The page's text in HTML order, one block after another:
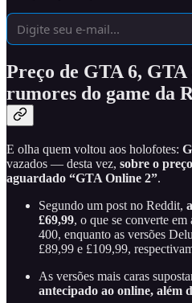
Preço de GTA 6,
rumores do game da
E olha quem voltou aos holofotes:
vazados — desta vez, sobre o
aguardado “GTA Online 2”.
Segundo um post no Reddit,
£69,99, o que se converte
400, enquanto as versões
£89,99 e £109,99,
As versões mais caras
antecipado ao online, além